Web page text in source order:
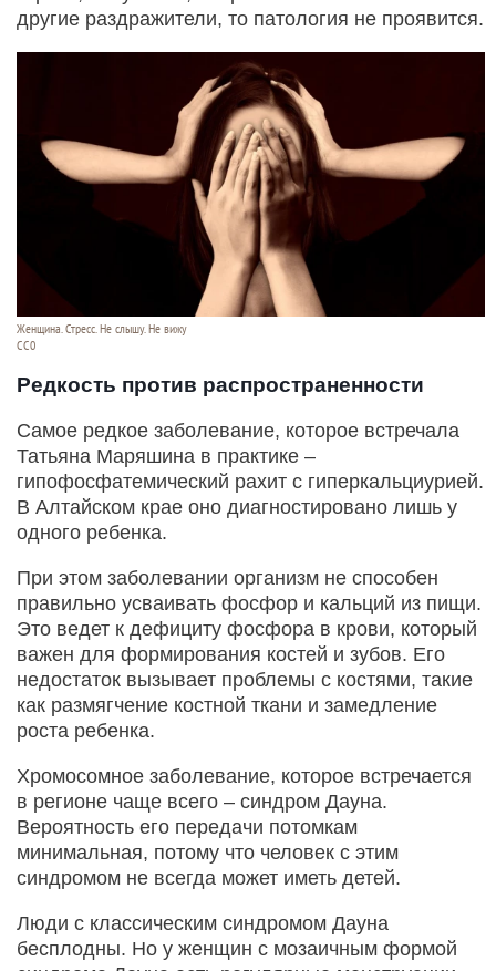
другие раздражители, то патология не проявится.
Женщина. Стресс. Не слышу. Не вижу
СС0
Редкость против распространенности
Самое редкое заболевание, которое встречала
Татьяна Маряшина в практике –
гипофосфатемический рахит с гиперкальциурией.
В Алтайском крае оно диагностировано лишь у
одного ребенка.
При этом заболевании организм не способен
правильно усваивать фосфор и кальций из пищи.
Это ведет к дефициту фосфора в крови, который
важен для формирования костей и зубов. Его
недостаток вызывает проблемы с костями, такие
как размягчение костной ткани и замедление
роста ребенка.
Хромосомное заболевание, которое встречается
в регионе чаще всего – синдром Дауна.
Вероятность его передачи потомкам
минимальная, потому что человек с этим
синдромом не всегда может иметь детей.
Люди с классическим синдромом Дауна
бесплодны. Но у женщин с мозаичным формой